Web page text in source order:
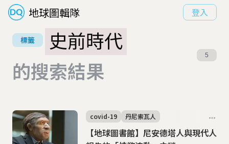
地球圖輯隊 登入
標籤
史前時代
的搜索結果
5
【地球圖書館】尼安德塔人與現代人
covid-19 丹尼索瓦人